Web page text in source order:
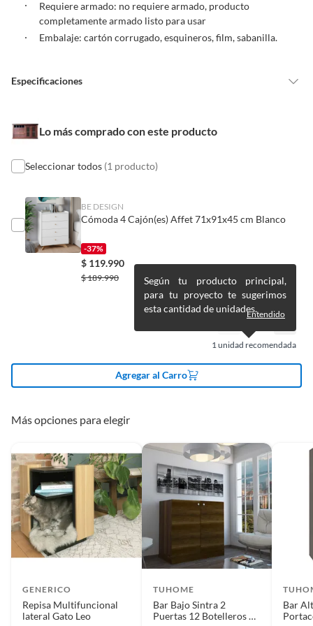
Productos que han sido informados como imperfectos, usados,
reparados, abiertos, de segunda selección, remanufacturados o
con alguna deficiencia, que sean comprados en esa condición a
vitaminas, entre otros análogos.
Plantas.
Requiere armado: no requiere armado, producto
completamente armado listo para usar
Embalaje: cartón corrugado, esquineros, film, sabanilla.
Especificaciones
Detalle de la
Condición
producto
País de origen
Lacado
No
Modelo
Material Madera,Melamina
Largo 1.2
Forma Rectangular
Color Chocolate
Lo más comprado con este producto
Seleccionar todos (1 producto)
BE DESIGN
Cómoda 4 Cajón(es) Affet 71x91x45 cm Blanco
-37%
$ 119.990
$189.990
1 unidad recomendada
Según tu producto principal,
para tu proyecto te sugerimos
esta cantidad de unidades.Entendido
Agregar al Carro
Más opciones para elegir
GENERICO
Repisa Multifuncional
lateral Gato Leo
TUHOME
Bar Bajo Sintra 2
Puertas 12 Botelleros Y
Bar